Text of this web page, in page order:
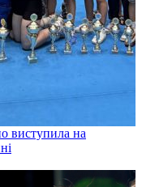
виступила на